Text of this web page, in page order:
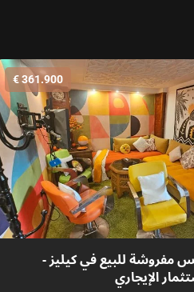
361.900 €
مفروشة للبيع في كيليز -
الإيجاري